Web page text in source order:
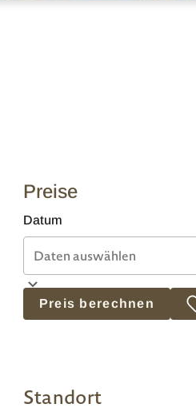
Preise
Datum
Preis berechnen
Standort